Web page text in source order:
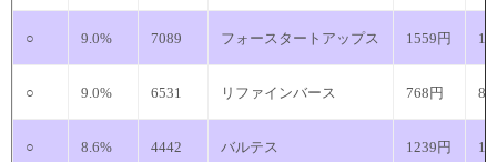
○ 9.0% 7089 フォースタートアップス 1559円
○ 9.0% 6531 リファインバース 768円
○ 8.6% 4442 バルテス 1239円